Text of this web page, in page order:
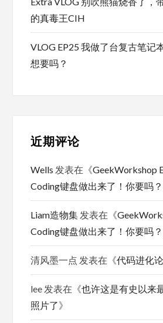
的真毒王CIH
VLOG EP25 我做了台复古笔记
想要吗？
近期评论
Wells 发表在《GeekWorkshop
Coding键盘做出来了！你要吗？
Liam造物集 发表在《
Coding键盘做出来了！你要吗？
清风墨一点 发表在《代码进化论
lee 发表在《也许这是有史以来
照片了》